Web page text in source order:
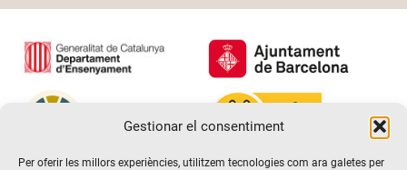
Gestionar el consentiment
Per oferir les millors experiències, utilitzem tecnologies com ara galetes per